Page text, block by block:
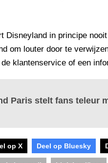
Disneyland in principe
om louter door te
klantenservice of een
Paris stelt fans teleur
op X Deel op Bluesky